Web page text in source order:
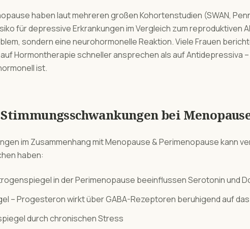
haben laut mehreren großen Kohortenstudien (SWAN,
für depressive Erkrankungen im Vergleich zum reproduktiven
sondern eine neurohormonelle Reaktion. Viele Frauen
Hormontherapie schneller ansprechen als auf Antidepressiva
ist.
Stimmungsschwankungenbei
im Zusammenhang mitMenopause & Perimenopausekann
haben:
in der Perimenopause beeinflussen Serotonin und
– Progesteron wirkt über GABA-Rezeptoren beruhigend auf
durch chronischen Stress